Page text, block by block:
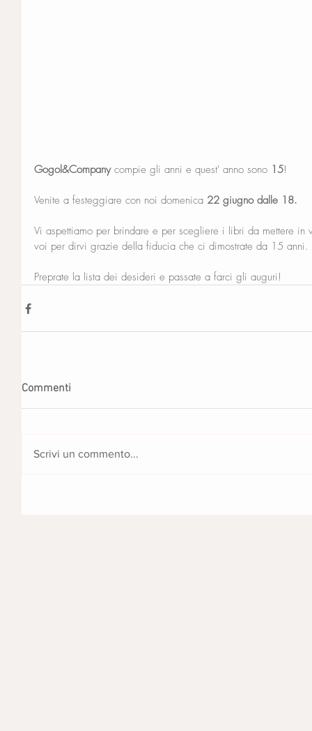
Gogol&Company compie gli anni e quest' anno sono 15!
Venite a festeggiare con noi domenica 22 giugno dalle 18.
Vi aspettiamo per brindare e per scegliere i libri da mettere
voi per dirvi grazie della fiducia che ci dimostrate da 15 anni.
Preprate la lista dei desideri e passate a farci gli auguri!
Commenti
Scrivi un commento...